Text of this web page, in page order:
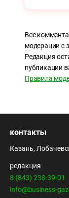
Все
модерации с
Редакция
публикации
Правила
контакты
Казань,
редакция
8 (843) 238-39-01
info@business-